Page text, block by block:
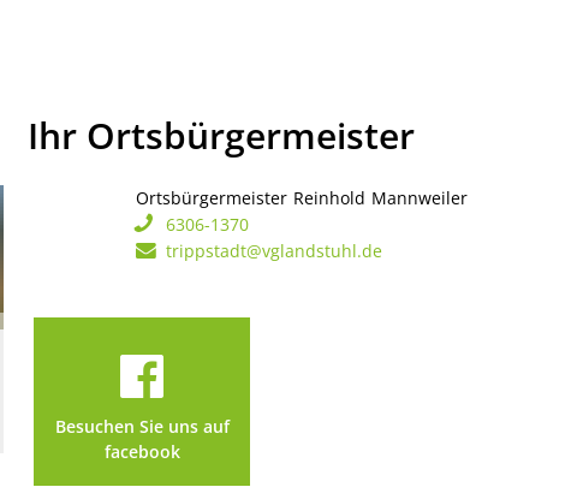
Ihr Ortsbürgermeister
Ortsbürgermeister Reinhold Mannweiler
6306-1370
trippstadt@vglandstuhl.de
Besuchen Sie uns auf
facebook